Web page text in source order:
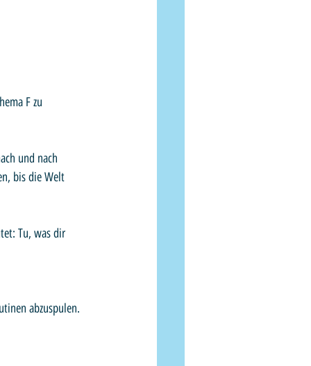
und nach
bis die Welt
Tu, was dir
abzuspulen.